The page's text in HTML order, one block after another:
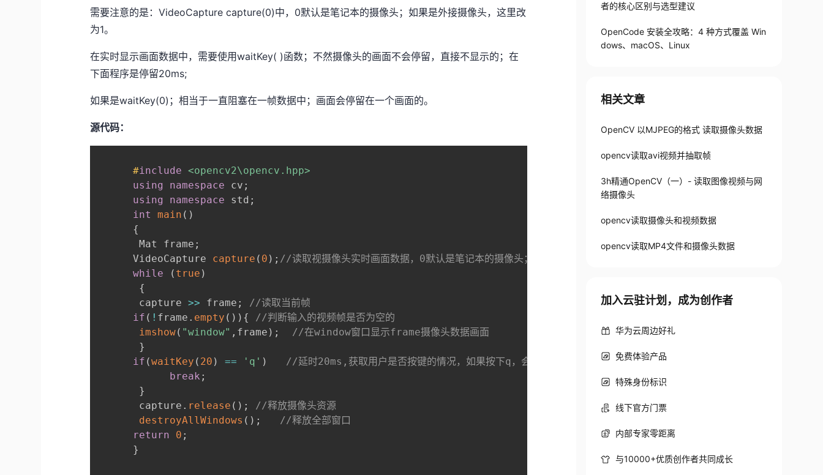
需要注意的是：VideoCapture capture(0)中，0默认是笔记本的摄像头；如果是外接摄像头，这里改
为1。
在实时显示画面数据中，需要使用waitKey( )函数；不然摄像头的画面不会停留，直接不显示的；在
下面程序是停留20ms;
如果是waitKey(0)；相当于一直阻塞在一帧数据中；画面会停留在一个画面的。
源代码：
#include <opencv2\opencv.hpp>
using
namespace cv ;
using
namespace std ;
int
main ( )
{
       Mat frame
;
      VideoCapture
capture ( 0 ) ; //读取视摄像头实时画面数据，0默认是笔记本的摄像头；如果是外接摄像头，这里改为1
while
( true )
{
       capture
>> frame ;
//读取当前帧
if ( ! frame . empty ( ) ) {
//判断输入的视频帧是否为空的
imshow( "window" , frame ) ;
//在window窗口显示frame摄像头数据画面
}
if (waitKey ( 20 ) == 'q' )
//延时20ms,获取用户是否按键的情况，如果按下q，会推出程序
break ;
}
       capture
. release ( ) ;
//释放摄像头资源
destroyAllWindows ( ) ;
//释放全部窗口
return
0 ;
}
者的核心区别与选型建议
OpenCode 安装全攻略：4 种方式覆盖 Win
dows、macOS、Linux
相关文章
OpenCV 以MJPEG的格式 读取摄像头数据
opencv读取avi视频并抽取帧
3h精通OpenCV（一）- 读取图像视频与网
络摄像头
opencv读取摄像头和视频数据
opencv读取MP4文件和摄像头数据
加入云驻计划，成为创作者
华为云周边好礼
免费体验产品
特殊身份标识
线下官方门票
内部专家零距离
与10000+优质创作者共同成长